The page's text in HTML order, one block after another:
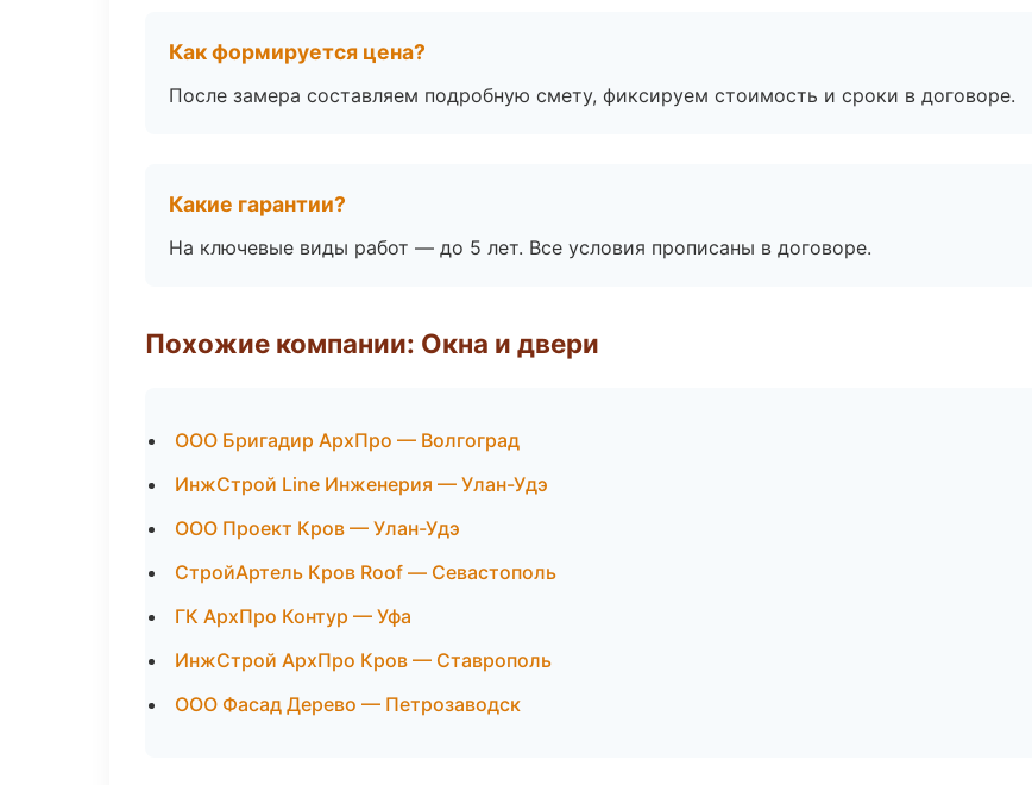
Как формируется цена?
После замера составляем подробную смету, фиксируем стоимость и сроки в договоре.
Какие гарантии?
На ключевые виды работ — до 5 лет. Все условия прописаны в договоре.
Похожие компании: Окна и двери
ООО Бригадир АрхПро — Волгоград
ИнжСтрой Line Инженерия — Улан-Удэ
ООО Проект Кров — Улан-Удэ
СтройАртель Кров Roof — Севастополь
ГК АрхПро Контур — Уфа
ИнжСтрой АрхПро Кров — Ставрополь
ООО Фасад Дерево — Петрозаводск